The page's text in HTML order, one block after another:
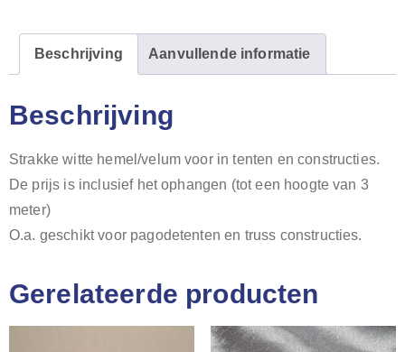
Beschrijving Aanvullende informatie
Beschrijving
Strakke witte hemel/velum voor in tenten en constructies.
De prijs is inclusief het ophangen (tot een hoogte van 3
meter)
O.a. geschikt voor pagodetenten en truss constructies.
Gerelateerde producten